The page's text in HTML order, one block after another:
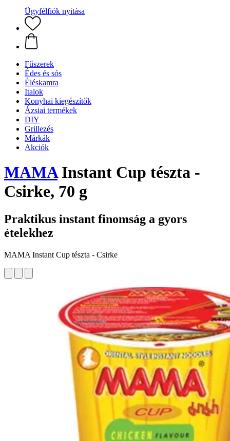
Ügyfélfiók nyitása
Fűszerek
Édes és sós
Éléskamra
Italok
Konyhai kiegészítők
Ázsiai termékek
DIY
Grillezés
Márkák
Akciók
MAMAInstant Cup tészta -
Csirke, 70 g
Praktikus instant finomság a gyors
ételekhez
MAMA Instant Cup tészta - Csirke